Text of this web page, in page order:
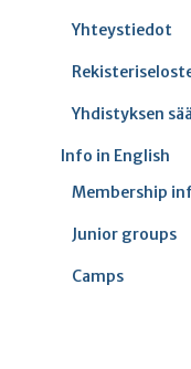
Yhteystiedot
Yhdistyksen
Info in English
Membership
Junior groups
Camps